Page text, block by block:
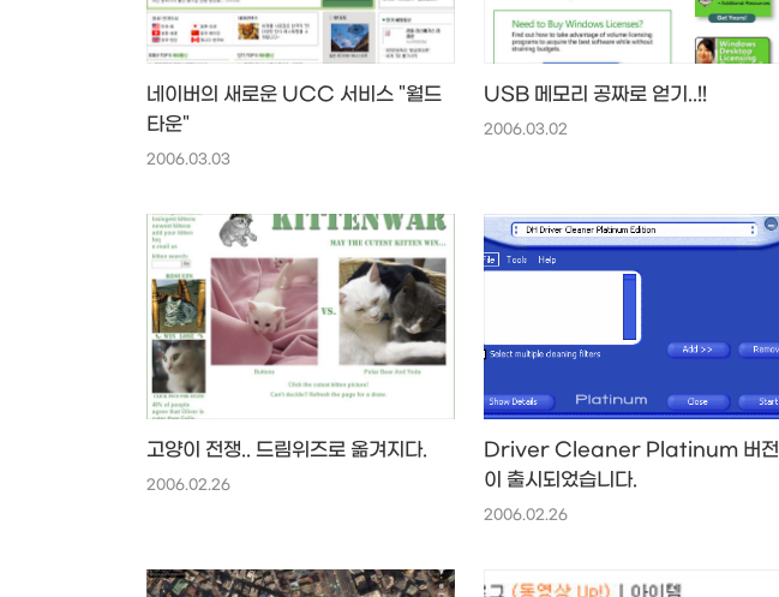
네이버의 새로운 UCC 서비스 "월드
타운"
2006.03.03
USB 메모리 공짜로 얻기..!!
2006.03.02
고양이 전쟁.. 드림위즈로 옮겨지다.
2006.02.26
Driver Cleaner Platinum 버전
이 출시되었습니다.
2006.02.26